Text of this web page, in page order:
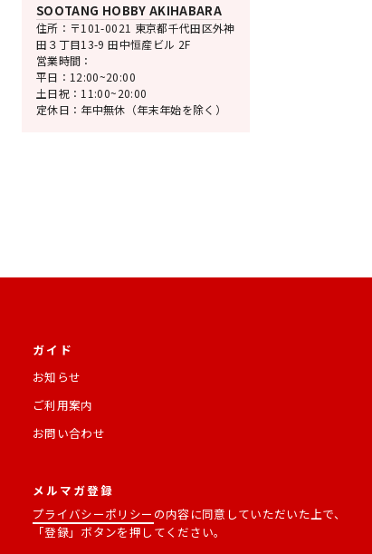
SOOTANG HOBBY AKIHABARA
住所：〒101-0021 東京都千代田区外神
田３丁目13-9 田中恒産ビル 2F
営業時間：
平日：12:00~20:00
土日祝：11:00~20:00
定休日：年中無休（年末年始を除く）
ガイド
お知らせ
ご利用案内
お問い合わせ
メルマガ登録
プライバシーポリシー の内容に同意していただいた上で、
「登録」ボタンを押してください。